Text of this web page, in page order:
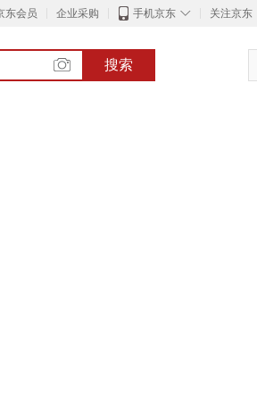
东会员 企业采购 ◇
手机京东 关注京东
搜索